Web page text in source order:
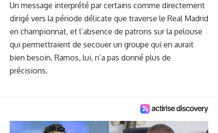
Un message interprété par certains comme directement
dirigé vers la période délicate que traverse le Real Madrid
en championnat, et l’absence de patrons sur la pelouse
qui permettraient de secouer un groupe qui en aurait
bien besoin. Ramos, lui, n’a pas donné plus de
précisions.